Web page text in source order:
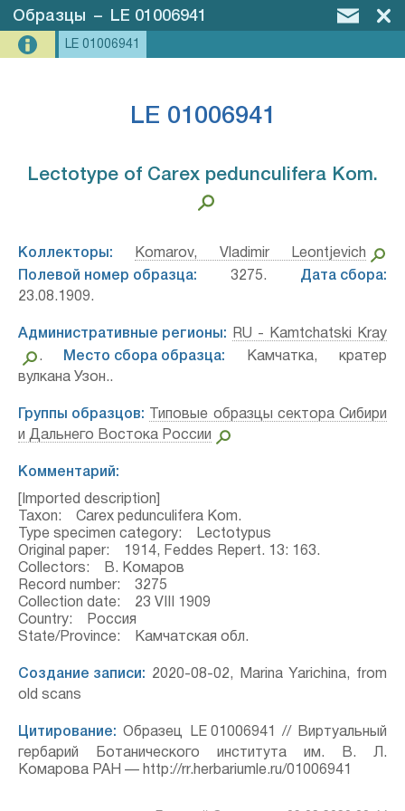
Образцы – LE 01006941
LE 01006941
LE 01006941
Lectotype of Carex pedunculifera Kom.⁣
Коллекторы:
Komarov, Vladimir Leontjevich
Полевой номер образца: 3275. Дата сбора:
23.08.1909.
Административные регионы:
RU - Kamtchatski Kray
.
Место сбора образца:
Камчатка, кратер
вулкана Узон..
Группы образцов:
Типовые образцы сектора Сибири
и Дальнего Востока России
Комментарий:
[Imported description]
Taxon: Carex pedunculifera Kom.
Type specimen category: Lectotypus
Original paper: 1914, Feddes Repert. 13: 163.
Collectors: В. Комаров
Record number: 3275
Collection date: 23 VIII 1909
Country: Россия
State/Province: Камчатская обл.
Создание записи: 2020-08-02, Marina Yarichina, from
old scans
Цитирование: Образец LE 01006941 // Виртуальный
гербарий Ботанического института им. В. Л.
Комарова РАН — http://rr.herbariumle.ru/01006941